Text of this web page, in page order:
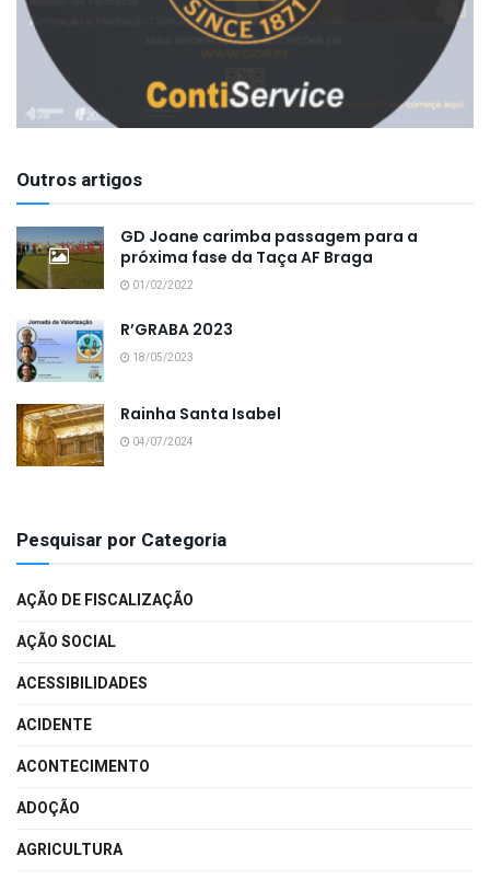
Outros artigos
GD Joane carimba passagem para a
próxima fase da Taça AF Braga
01/02/2022
R’GRABA 2023
18/05/2023
Rainha Santa Isabel
04/07/2024
Pesquisar por Categoria
AÇÃO DE FISCALIZAÇÃO
AÇÃO SOCIAL
ACESSIBILIDADES
ACIDENTE
ACONTECIMENTO
ADOÇÃO
AGRICULTURA